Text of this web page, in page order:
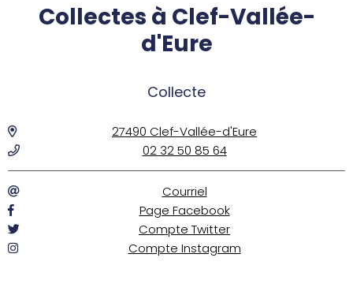
Collectes à Clef-Vallée-
d'Eure
Collecte
27490 Clef-Vallée-d'Eure
02 32 50 85 64
Courriel
Page Facebook
Compte Twitter
Compte Instagram